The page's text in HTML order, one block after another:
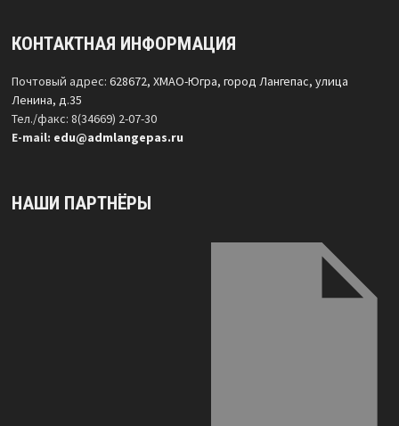
КОНТАКТНАЯ ИНФОРМАЦИЯ
Почтовый адрес: 628672, ХМАО-Югра, город Лангепас, улица
Ленина, д.35
Тел./факс: 8(34669) 2-07-30
Е-mail: edu@admlangepas.ru
НАШИ ПАРТНЁРЫ